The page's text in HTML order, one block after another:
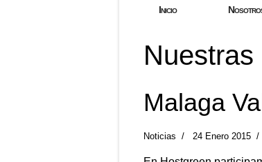
Inicio
Malaga
Noticias 24 Enero 2015